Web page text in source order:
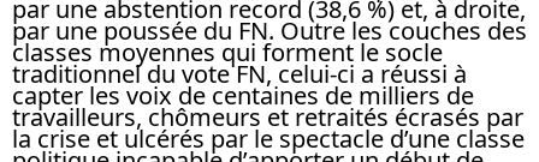
par une abstention record (38,6 %) et, à droite,
par une poussée du FN. Outre les couches des
classes moyennes qui forment le socle
traditionnel du vote FN, celui-ci a réussi à
capter les voix de centaines de milliers de
travailleurs, chômeurs et retraités écrasés par
la crise et ulcérés par le spectacle d’une classe